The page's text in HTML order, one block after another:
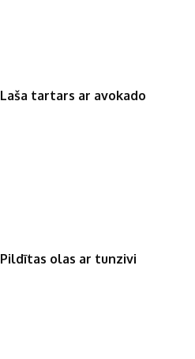
Laša tartars ar avokado
Pildītas olas ar tunzivi